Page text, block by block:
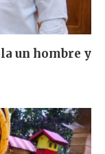
un hombre y